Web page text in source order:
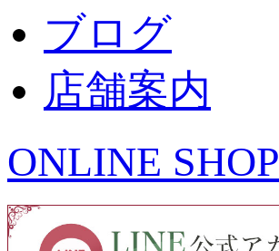
ブログ
店舗案内
ONLINE SHOP